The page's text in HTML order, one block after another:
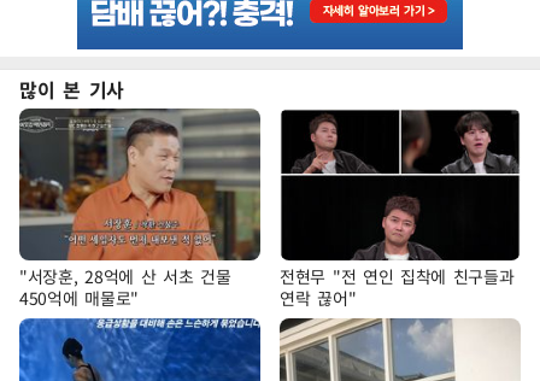
많이 본 기사
"서장훈, 28억에 산 서초 건물
450억에 매물로"
전현무 "전 연인 집착에 친구들과
연락 끊어"